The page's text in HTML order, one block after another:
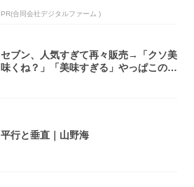
PR(合同会社デジタルファーム )
セブン、人気すぎて再々販売→「クソ美
味くね？」「美味すぎる」やっぱこのク
平行と垂直｜山野海